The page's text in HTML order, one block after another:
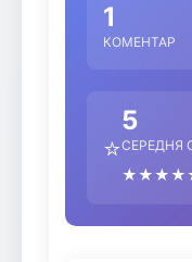
1
КОМЕНТАР
⭐
5
СЕРЕДНЯ